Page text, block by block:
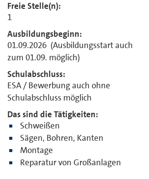
Freie Stelle(n):
1
Ausbildungsbeginn:
01.09.2026 (Ausbildungsstart auch
zum 01.09. möglich)
Schulabschluss:
ESA / Bewerbung auch ohne
Schulabschluss möglich
Das sind die Tätigkeiten:
Schweißen
Sägen, Bohren, Kanten
Montage
Reparatur von Großanlagen